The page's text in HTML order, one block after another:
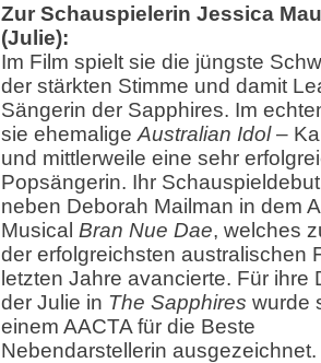
Zur Schauspielerin Jessica
(Julie):
Im Film spielt sie die jüngste
der stärkten Stimme und damit
Sängerin der Sapphires. Im
sie ehemalige Australian Idol–
und mittlerweile eine sehr
Popsängerin. Ihr
neben Deborah Mailman in dem
Musical Bran Nue Dae, welches
der erfolgreichsten australischen
letzten Jahre avancierte. Für ihre
der Julie in The Sapphires wurde
einem AACTA für die Beste
Nebendarstellerin ausgezeichnet.